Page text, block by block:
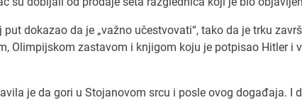
dokazao da je „važno učestvovati“, tako da je trku
Olimpijskom zastavom i knjigom koju je potpisao Hitler i
je da gori u Stojanovom srcu i posle ovog događaja. I